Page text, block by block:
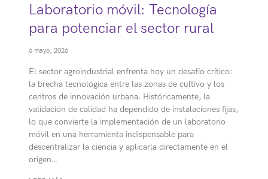
Laboratorio móvil: Tecnología
para potenciar el sector rural
6 mayo, 2026
El sector agroindustrial enfrenta hoy un desafío crítico:
la brecha tecnológica entre las zonas de cultivo y los
centros de innovación urbana. Históricamente, la
validación de calidad ha dependido de instalaciones fijas,
lo que convierte la implementación de un laboratorio
móvil en una herramienta indispensable para
descentralizar la ciencia y aplicarla directamente en el
origen…